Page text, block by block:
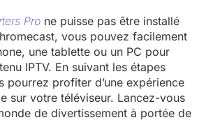
Prone puisse pas être installé
vous pouvez facilement
une tablette ou un PC pour
IPTV. En suivant les étapes
pourrez profiter d’une expérience
sur votre téléviseur. Lancez-vous
de divertissement à portée de